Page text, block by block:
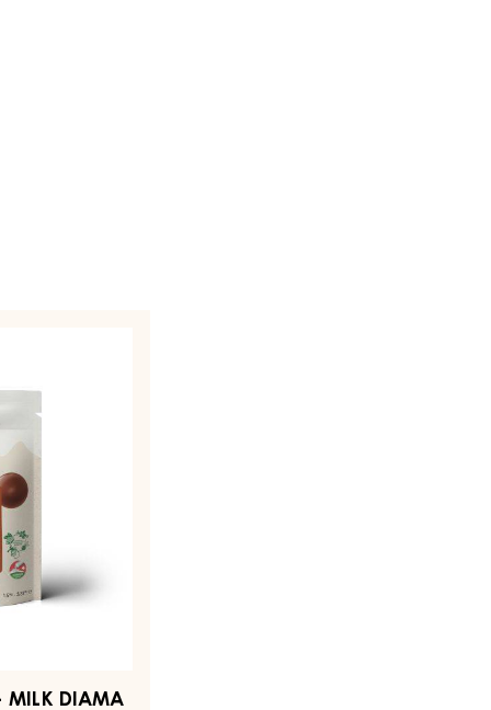
MILK DIAMA